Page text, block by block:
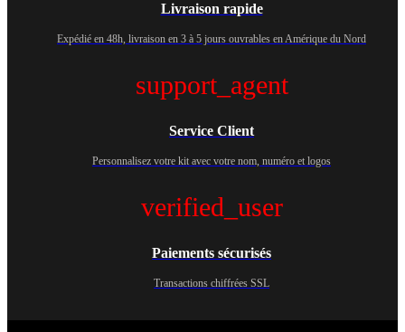
Livraison rapide
Expédié en 48h, livraison en 3 à 5 jours ouvrables en Amérique du Nord
support_agent
Service Client
Personnalisez votre kit avec votre nom, numéro et logos
verified_user
Paiements sécurisés
Transactions chiffrées SSL